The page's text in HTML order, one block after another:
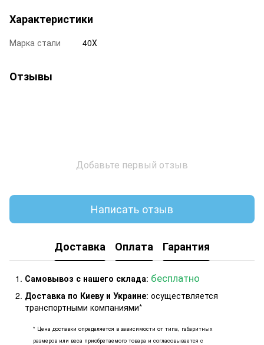
Характеристики
Марка стали 40Х
Отзывы
Добавьте первый отзыв
Написать отзыв
Доставка Оплата Гарантия
Самовывоз с нашего склада: бесплатно
Доставка по Киеву и Украине: осуществляется
транспортными компаниями*
* Цена доставки определяется в зависимости от типа, габаритных
размеров или веса приобретаемого товара и согласовывается с